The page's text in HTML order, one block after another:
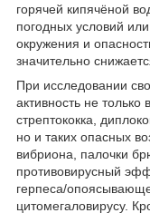
горячей кипячёной
погодных условий
окружения и
значительно
При исследовании
активность не только
стрептококка,
но и таких опасных
вибриона, палочки
противовирусный
герпеса/
цитомегаловирусу.